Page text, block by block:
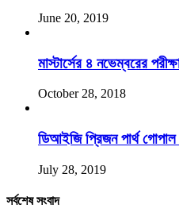
June 20, 2019
মাস্টার্সের ৪ নভেম্বরের
October 28, 2018
ডিআইজি প্রিজন পার্থ
July 28, 2019
সর্বশেষ সংবাদ